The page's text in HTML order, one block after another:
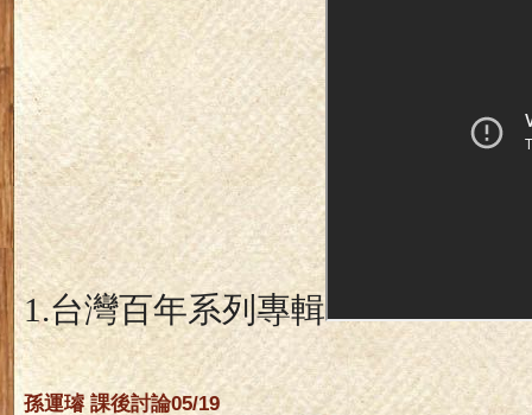
1.台灣百年系列專輯
孫運璿 課後討論05/19